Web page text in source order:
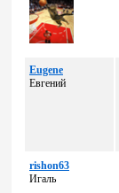
Eugene
Евгений
rishon63
Игаль